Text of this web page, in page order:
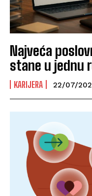
Najveća
stane u jednu
KARIJERA 22/07/